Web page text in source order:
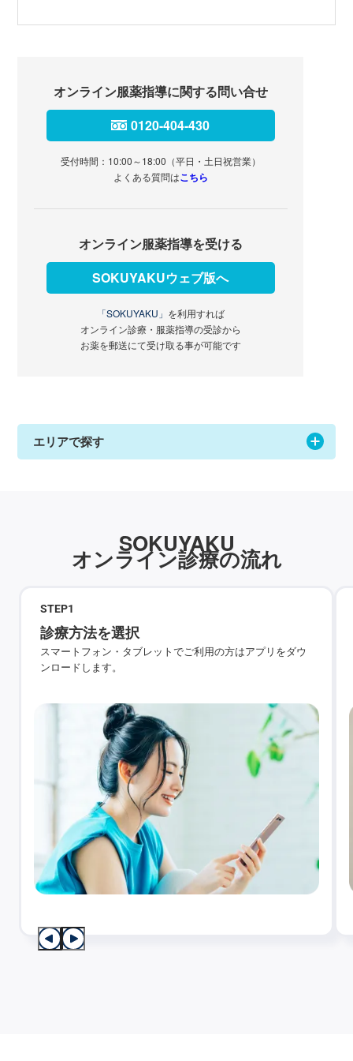
オンライン服薬指導に関する問い合せ
0120-404-430
受付時間：10:00～18:00（平日・土日祝営業）
よくある質問はこちら
オンライン服薬指導を受ける
SOKUYAKUウェブ版へ
「SOKUYAKU」 を利用すれば
オンライン診療・服薬指導の受診から
お薬を郵送にて受け取る事が可能です
エリアで探す
SOKUYAKU
オンライン診療の流れ
STEP1
診療方法を選択
スマートフォン・タブレットでご利用の方はアプリをダウ
ンロードします。